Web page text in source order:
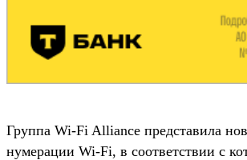
Группа Wi-Fi Alliance представила
нумерации Wi-Fi, в соответствии с